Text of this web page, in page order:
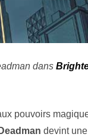
dans
pouvoirs
Deadman devint